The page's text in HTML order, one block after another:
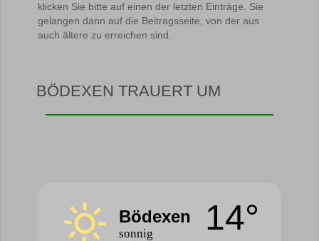
klicken Sie bitte auf einen der letzten Einträge. Sie
gelangen dann auf die Beitragsseite, von der aus
auch ältere zu erreichen sind.
BÖDEXEN TRAUERT UM
Bödexen
sonnig 14°